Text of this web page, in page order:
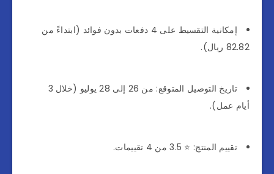
إمكانية التقسيط على 4 دفعات بدون فوائد (ابتداءً من
82.82 ريال).
تاريخ التوصيل المتوقع: من 26 إلى 28 يوليو (خلال 3
أيام عمل).
تقييم المنتج: ⭐ 3.5 من 4 تقييمات.